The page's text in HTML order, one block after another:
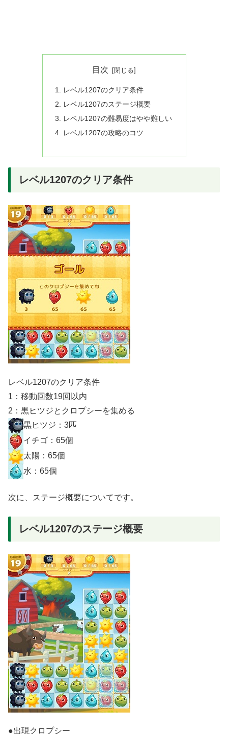
目次
レベル1207のクリア条件
レベル1207のステージ概要
レベル1207の難易度はやや難しい
レベル1207の攻略のコツ
レベル1207のクリア条件
レベル1207のクリア条件
1：移動回数19回以内
2：黒ヒツジとクロプシーを集める
黒ヒツジ：3匹
イチゴ：65個
太陽：65個
水：65個
次に、ステージ概要についてです。
レベル1207のステージ概要
●出現クロプシー